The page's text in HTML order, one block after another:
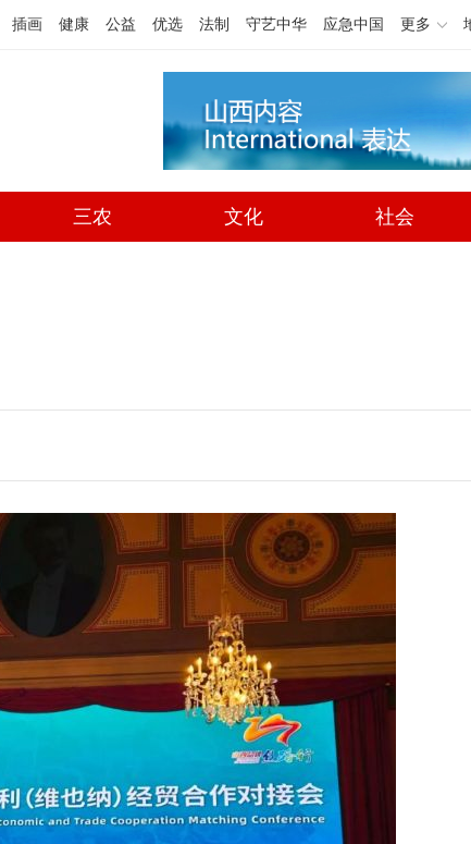
插画 健康 公益 优选 法制 守艺中华 应急中国 更多
三农 文化 社会